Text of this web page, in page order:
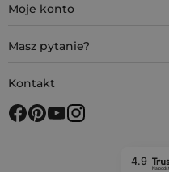
Moje konto
Masz pytanie?
Kontakt
4.9
Na